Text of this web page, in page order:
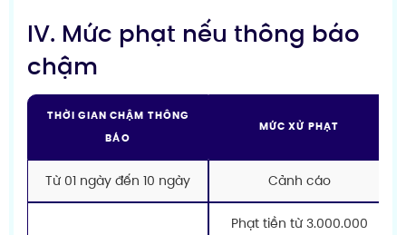
IV. Mức phạt nếu thông báo
chậm
THỜI GIAN CHẬM THÔNG
BÁO
MỨC XỬ PHẠT
Từ 01 ngày đến 10 ngày Cảnh cáo
Phạt tiền từ 3.000.000